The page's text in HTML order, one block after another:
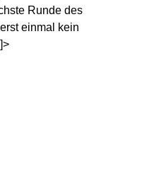
Runde des
einmal kein